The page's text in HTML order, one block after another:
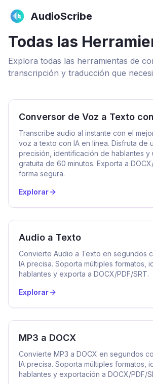
AudioScribe
Todas las
Explora todas las herramientas de
transcripción y traducción que
Conversor de Voz a Texto
Transcribe audio al instante con el
voz a texto con IA en línea. Disfruta de
precisión, identificación de hablantes y
gratuita de 60 minutos. Exporta a
forma segura.
Explorar
Audio a Texto
Convierte Audio a Texto en segundos
IA precisa. Soporta múltiples formatos,
hablantes y exporta a DOCX/PDF/SRT.
Explorar
MP3 a DOCX
Convierte MP3 a DOCX en segundos
IA precisa. Soporta múltiples formatos,
hablantes y exportación a DOCX/PDF/